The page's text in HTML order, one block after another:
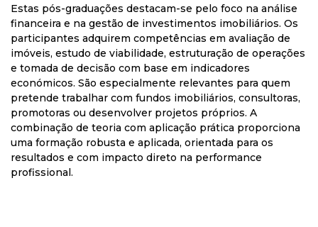
Estas pós-graduações destacam-se pelo foco na análise
financeira e na gestão de investimentos imobiliários. Os
participantes adquirem competências em avaliação de
imóveis, estudo de viabilidade, estruturação de operações
e tomada de decisão com base em indicadores
económicos. São especialmente relevantes para quem
pretende trabalhar com fundos imobiliários, consultoras,
promotoras ou desenvolver projetos próprios. A
combinação de teoria com aplicação prática proporciona
uma formação robusta e aplicada, orientada para os
resultados e com impacto direto na performance
profissional.